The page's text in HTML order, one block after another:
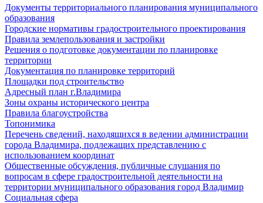
Документы территориального планирования муниципального
образования
Городские нормативы градостроительного проектирования
Правила землепользования и застройки
Решения о подготовке документации по планировке
территории
Документация по планировке территорий
Площадки под строительство
Адресный план г.Владимира
Зоны охраны исторического центра
Правила благоустройства
Топонимика
Перечень сведений, находящихся в ведении администрации
города Владимира, подлежащих представлению с
использованием координат
Общественные обсуждения, публичные слушания по
вопросам в сфере градостроительной деятельности на
территории муниципального образования город Владимир
Социальная сфера